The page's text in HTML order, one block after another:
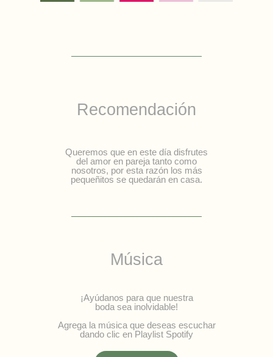
Recomendación
Queremos que en este día disfrutes
del amor en pareja tanto como
nosotros, por esta razón los más
pequeñitos se quedarán en casa.
Música
¡Ayúdanos para que nuestra
boda sea inolvidable!
Agrega la música que deseas escuchar
dando clic en Playlist Spotify